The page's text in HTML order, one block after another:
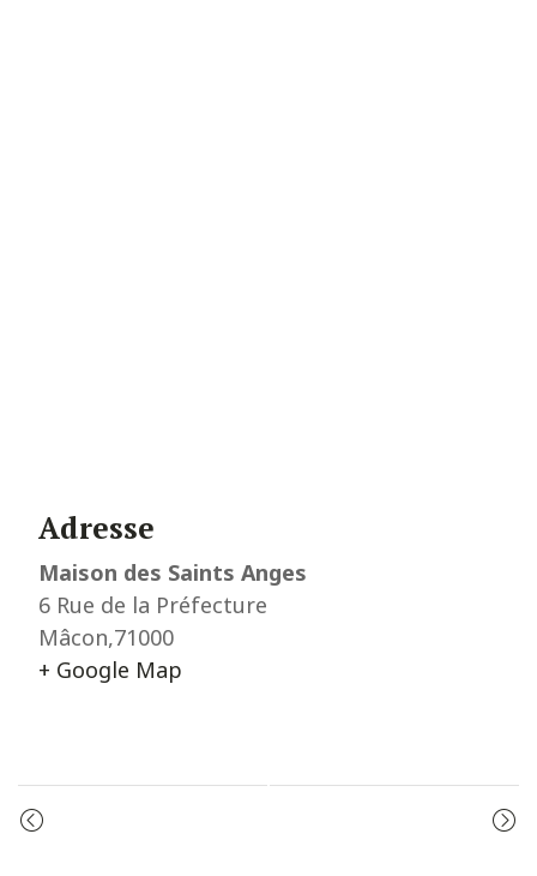
Adresse
Maison des Saints Anges
6 Rue de la Préfecture
Mâcon,71000
+ Google Map
Event